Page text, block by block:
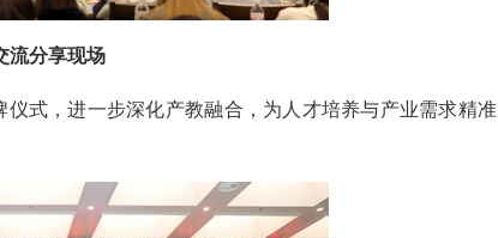
流分享现场
式，进一步深化产教融合，为人才培养与产业需求精准